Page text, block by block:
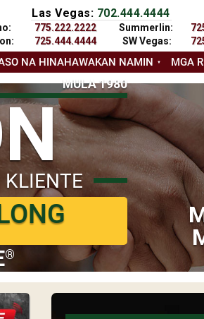
Las Vegas: 702.444.4444
775.222.2222
725.444.4444
Summerlin:
SW Vegas:
NA HINAHAWAKAN NAMIN MGA
MULA 1980
KLIENTE
®